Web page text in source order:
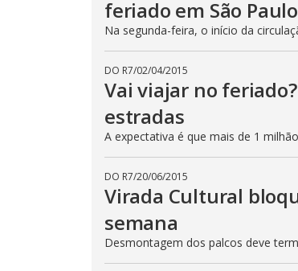
feriado em São Paulo
Na segunda-feira, o início da
DO R7/02/04/2015
Vai viajar no
estradas
A expectativa é que mais de 1
DO R7/20/06/2015
Virada Cultural
semana
Desmontagem dos palcos deve